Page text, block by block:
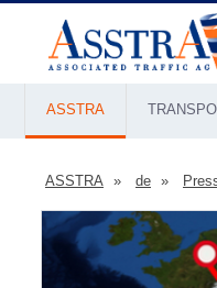
ASSTRA
ASSTRA de